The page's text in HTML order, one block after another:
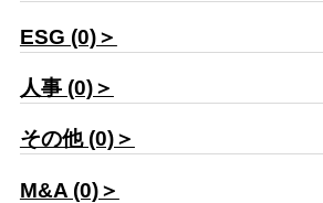
ESG (0)＞
人事 (0)＞
その他 (0)＞
M&A (0)＞